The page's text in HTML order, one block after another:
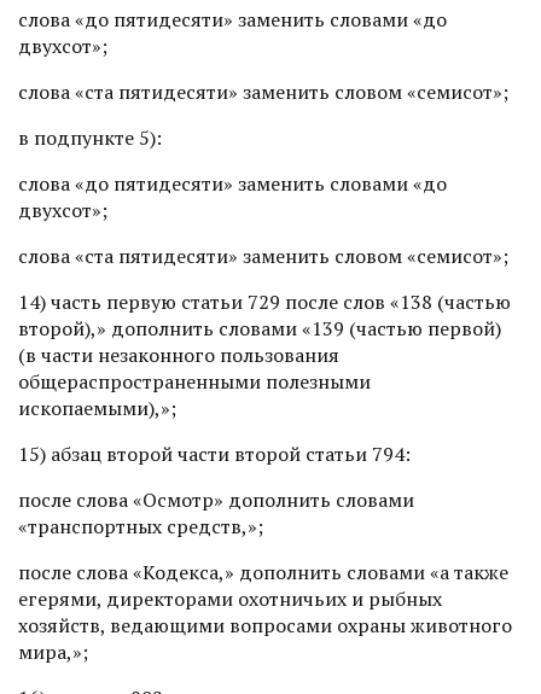
слова «до пятидесяти» заменить словами «до
двухсот»;
слова «ста пятидесяти» заменить словом «семисот»;
в подпункте 5):
слова «до пятидесяти» заменить словами «до
двухсот»;
слова «ста пятидесяти» заменить словом «семисот»;
14) часть первую статьи 729 после слов «138 (частью
второй),» дополнить словами «139 (частью первой)
(в части незаконного пользования
общераспространенными полезными
ископаемыми),»;
15) абзац второй части второй статьи 794:
после слова «Осмотр» дополнить словами
«транспортных средств,»;
после слова «Кодекса,» дополнить словами «а также
егерями, директорами охотничьих и рыбных
хозяйств, ведающими вопросами охраны животного
мира,»;